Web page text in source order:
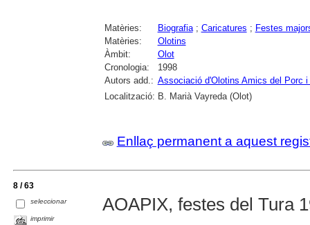
Matèries: Biografia; Caricatures ; Festes
Matèries:
Olotins
Àmbit:
Olot
Cronologia:
1998
Autors add.: Associació d'Olotins Amics del Porc i
Localització: B. Marià Vayreda (Olot)
Enllaç permanent a aquest
8 / 63
seleccionar
imprimir
AOAPIX, festes del Tura